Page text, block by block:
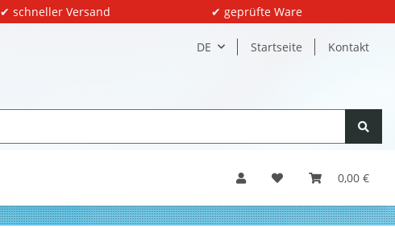
✔ schneller Versand ✔ geprüfte Ware
DE Startseite Kontakt
0,00 €